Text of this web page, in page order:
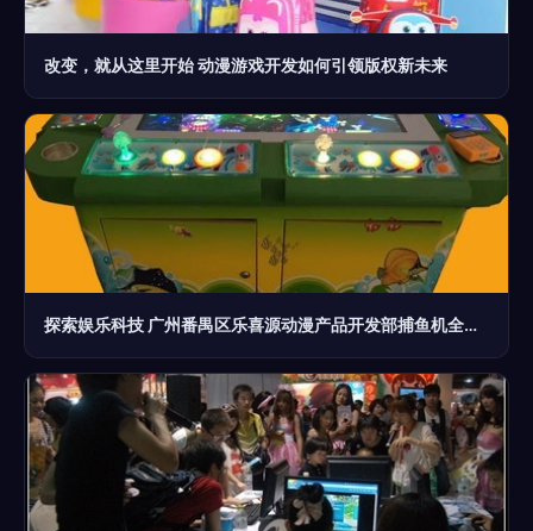
改变，就从这里开始 动漫游戏开发如何引领版权新未来
探索娱乐科技 广州番禺区乐喜源动漫产品开发部捕鱼机全解析